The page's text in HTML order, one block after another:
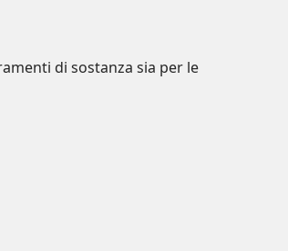
di sostanza sia per le